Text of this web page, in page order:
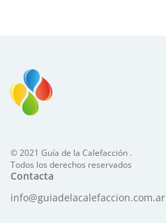
© 2021 Guía de la Calefacción .
Todos los derechos reservados
Contacta
info@guiadelacalefaccion.com.ar